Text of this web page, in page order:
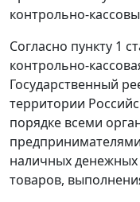
контрольно-
Согласно пункту 1
контрольно-
Государственный
территории
порядке всеми
наличных денежных
товаров,